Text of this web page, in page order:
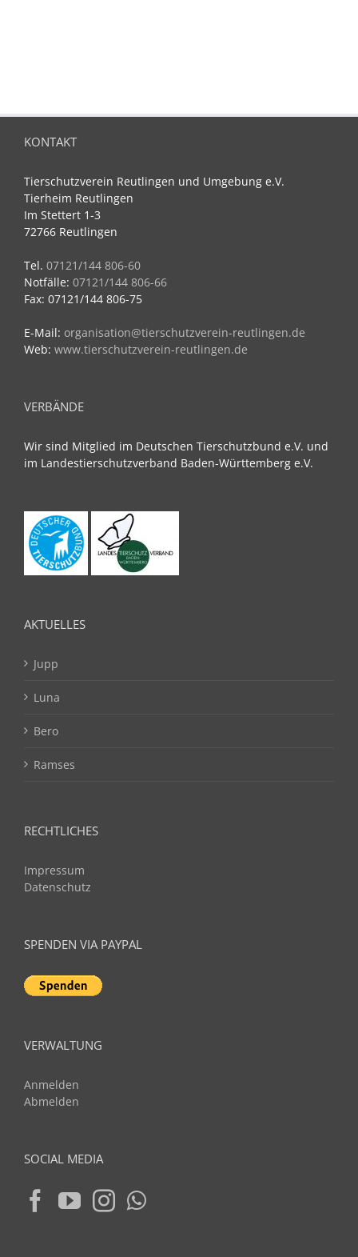
KONTAKT
Tierschutzverein Reutlingen und Umgebung e.V.
Tierheim Reutlingen
Im Stettert 1-3
72766 Reutlingen
Tel. 07121/144 806-60
Notfälle: 07121/144 806-66
Fax: 07121/144 806-75
E-Mail: organisation@tierschutzverein-reutlingen.de
Web: www.tierschutzverein-reutlingen.de
VERBÄNDE
Wir sind Mitglied im Deutschen Tierschutzbund e.V. und
im Landestierschutzverband Baden-Württemberg e.V.
AKTUELLES
Jupp
Luna
Bero
Ramses
RECHTLICHES
Impressum
Datenschutz
SPENDEN VIA PAYPAL
VERWALTUNG
Anmelden
Abmelden
SOCIAL MEDIA